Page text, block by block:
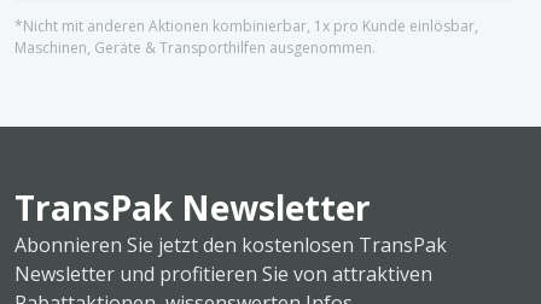
*Nicht mit anderen Aktionen kombinierbar, 1x pro Kunde einlösbar,
Maschinen, Geräte & Transporthilfen ausgenommen.
TransPak Newsletter
Abonnieren Sie jetzt den kostenlosen TransPak
Newsletter und profitieren Sie von attraktiven